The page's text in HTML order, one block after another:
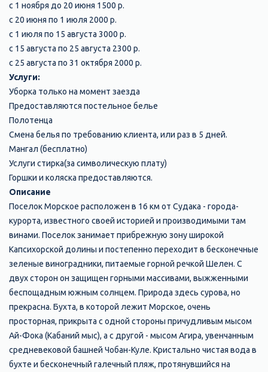
с 1 ноября до 20 июня 1500 р.
с 20 июня по 1 июля 2000 р.
с 1 июля по 15 августа 3000 р.
с 15 августа по 25 августа 2300 р.
с 25 августа по 31 октября 2000 р.
Услуги:
Уборка только на момент заезда
Предоставляются постельное белье
Полотенца
Смена белья по требованию клиента, или раз в 5 дней.
Мангал (бесплатно)
Услуги стирка(за символическую плату)
Горшки и коляска предоставляются.
Описание
Поселок Морское расположен в 16 км от Судака - города-
курорта, известного своей историей и производимыми там
винами. Поселок занимает прибрежную зону широкой
Капсихорской долины и постепенно переходит в бесконечные
зеленые виноградники, питаемые горной речкой Шелен. С
двух сторон он защищен горными массивами, выжженными
беспощадным южным солнцем. Природа здесь сурова, но
прекрасна. Бухта, в которой лежит Морское, очень
просторная, прикрыта с одной стороны причудливым мысом
Ай-Фока (Кабаний мыс), а с другой - мысом Агира, увенчанным
средневековой башней Чобан-Куле. Кристально чистая вода в
бухте и бесконечный галечный пляж, протянувшийся на